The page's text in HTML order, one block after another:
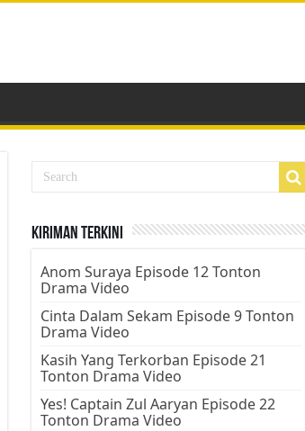
Kiriman Terkini
Anom Suraya Episode 12 Tonton
Drama Video
Cinta Dalam Sekam Episode 9 Tonton
Drama Video
Kasih Yang Terkorban Episode 21
Tonton Drama Video
Yes! Captain Zul Aaryan Episode 22
Tonton Drama Video